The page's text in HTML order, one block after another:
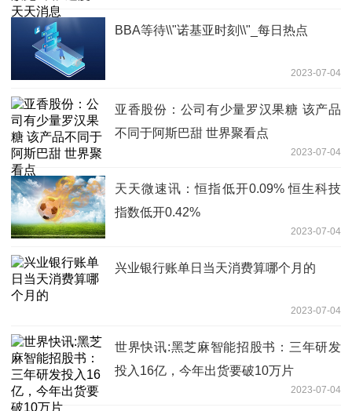
BBA等待\\"诺基亚时刻\\"_每日热点
2023-07-04
亚香股份：公司有少量罗汉果糖 该产品
不同于阿斯巴甜 世界聚看点
2023-07-04
天天微速讯：恒指低开0.09% 恒生科技
指数低开0.42%
2023-07-04
兴业银行账单日当天消费算哪个月的
2023-07-04
世界快讯:黑芝麻智能招股书：三年研发
投入16亿，今年出货要破10万片
2023-07-04